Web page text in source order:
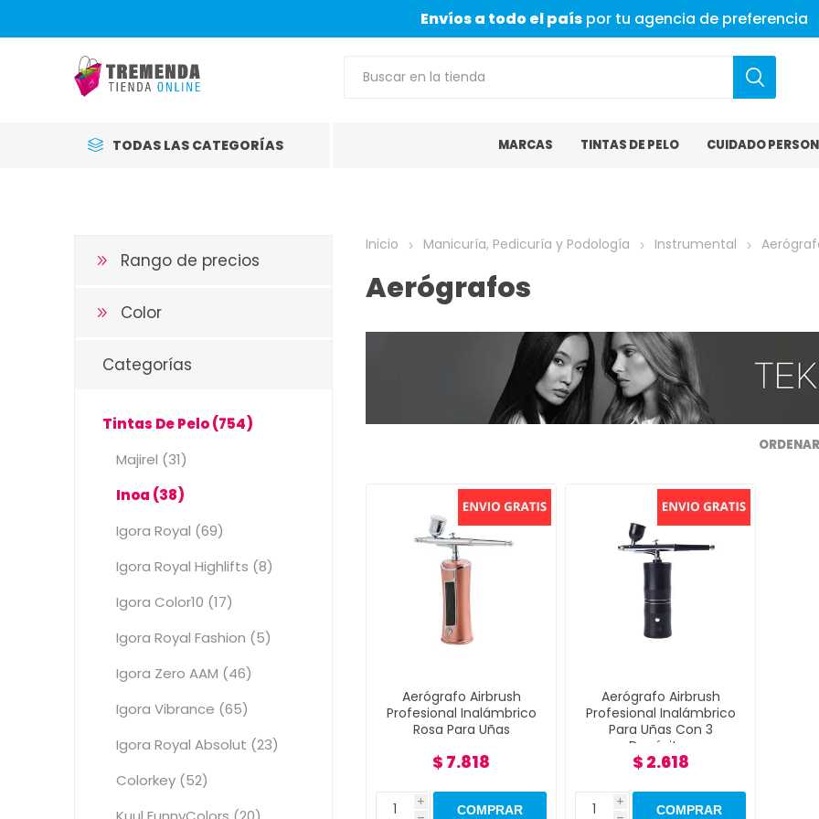
Envíos a todo el país por tu agencia de preferencia
TODAS LAS CATEGORÍAS MARCAS TINTAS DE PELO CUIDADO
Inicio Manicuría, Pedicuría y Podología Instrumental
Aerógrafos
Aerógrafo Airbrush
Profesional Inalámbrico
Rosa Para Uñas
$ 7.818
i
h
Aerógrafo Airbrush
Profesional Inalámbrico
Para Uñas Con 3
Depósitos
$ 2.618
i
h
Rango de precios
Color
Categorías
Tintas De Pelo (754)
Majirel (31)
Inoa (38)
Igora Royal (69)
Igora Royal Highlifts (8)
Igora Color10 (17)
Igora Royal Fashion (5)
Igora Zero AAM (46)
Igora Vibrance (65)
Igora Royal Absolut (23)
Colorkey (52)